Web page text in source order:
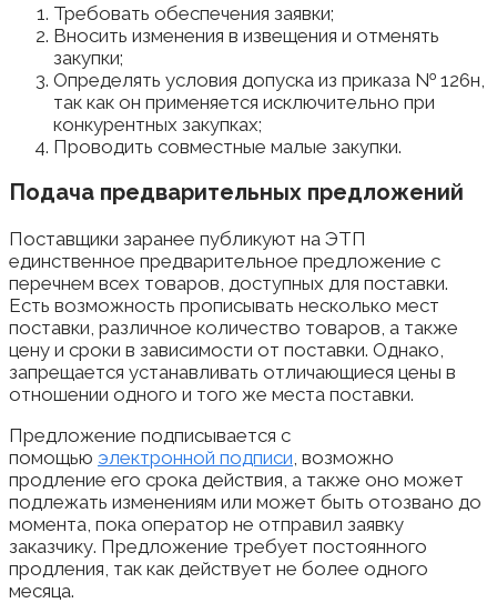
Требовать обеспечения заявки;
Вносить изменения в извещения и отменять
закупки;
Определять условия допуска из приказа № 126н,
так как он применяется исключительно при
конкурентных закупках;
Проводить совместные малые закупки.
Подача предварительных предложений
Поставщики заранее публикуют на ЭТП
единственное предварительное предложение с
перечнем всех товаров, доступных для поставки.
Есть возможность прописывать несколько мест
поставки, различное количество товаров, а также
цену и сроки в зависимости от поставки. Однако,
запрещается устанавливать отличающиеся цены в
отношении одного и того же места поставки.
Предложение подписывается с
помощью электронной подписи, возможно
продление его срока действия, а также оно может
подлежать изменениям или может быть отозвано до
момента, пока оператор не отправил заявку
заказчику. Предложение требует постоянного
продления, так как действует не более одного
месяца.